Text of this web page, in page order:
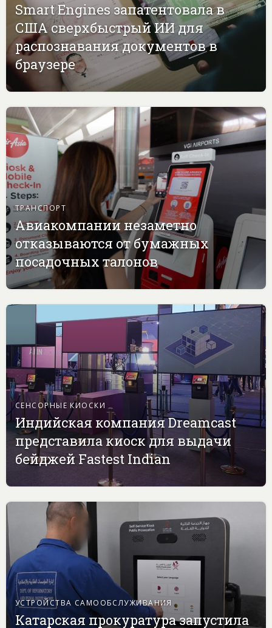
Smart Engines запатентовала в
США сверхбыстрый ИИ для
распознавания документов в
браузере
ТРАНСПОРТ
Авиакомпании незаметно
отказываются от бумажных
посадочных талонов
СЕНСОРНЫЕ КИОСКИ
Индийская компания Dreamcast
представила киоск для выдачи
бейджей Fastest Indian
УСТРОЙСТВА САМООБСЛУЖИВАНИЯ
Катарская прокуратура запустила